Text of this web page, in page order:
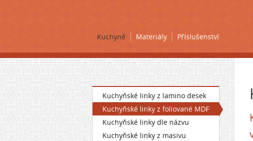
Kuchyně Materiály Příslušenství
Kuchyňské linky z lamino desek
Kuchyňské linky z foliované MDF
Kuchyňské linky dle názvu
Kuchyňské linky z masivu